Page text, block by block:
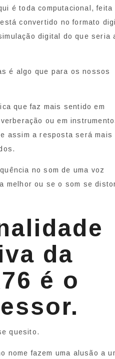
é toda computacional, feita
convertido no formato
digital do que seria
é algo que para os nossos
que faz mais sentido em
ou em
assim a resposta será mais
no som de uma voz
melhor ou se o som se
da
é o
quesito.
nome fazem uma alusão a